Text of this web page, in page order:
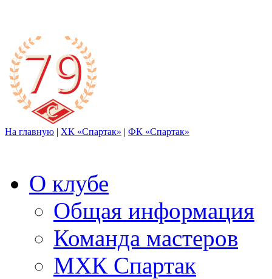
На главную | ХК «Спартак» | ФК «Спартак»
О клубе
Общая информация
Команда мастеров
МХК Спартак